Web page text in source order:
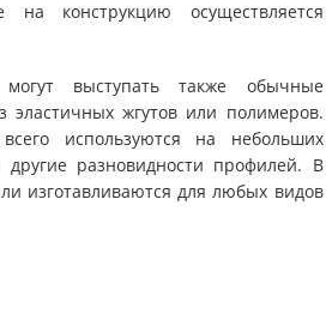
на конструкцию осуществляется
выступать также обычные
жгутов или полимеров.
используются на небольших
другие разновидности профилей. В
изготавливаются для любых видов